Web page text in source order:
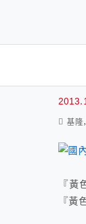
基
基隆,
『
『黃